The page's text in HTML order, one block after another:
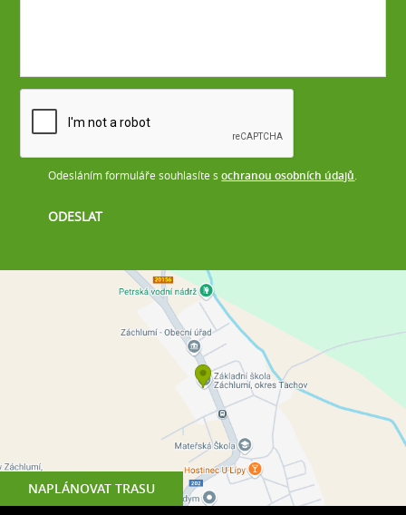
NAPLÁNOVAT TRASU
Odesláním formuláře souhlasíte sochranou osobních údajů